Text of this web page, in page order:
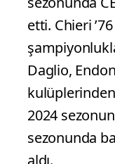
etti. Chieri
Daglio,
2024
sezonunda
aldı.